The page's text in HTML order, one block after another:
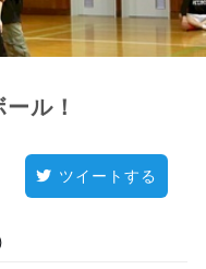
ル！
ツイートする